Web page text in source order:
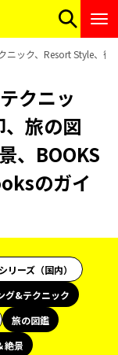
ック、Resort Style、
クニッ
旅の図
、BOOKS
のガイ
リーズ（国内）
グ&テクニック
旅の図鑑
絶景